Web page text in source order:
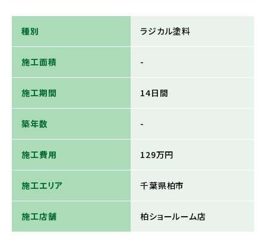
種別 ラジカル塗料
施工面積 -
施工期間 14日間
築年数 -
施工費用 129万円
施工エリア 千葉県柏市
施工店舗 柏ショールーム店